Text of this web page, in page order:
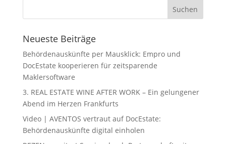
Neueste Beiträge
Behördenauskünfte per Mausklick: Empro und
DocEstate kooperieren für zeitsparende
Maklersoftware
3. REAL ESTATE WINE AFTER WORK – Ein gelungener
Abend im Herzen Frankfurts
Video | AVENTOS vertraut auf DocEstate:
Behördenauskünfte digital einholen